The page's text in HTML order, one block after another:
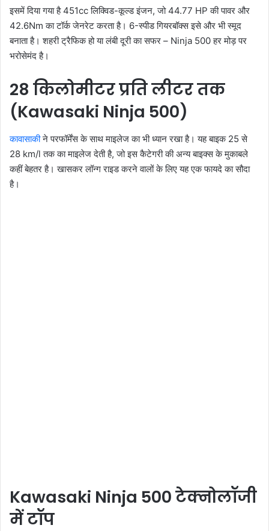
इसमें दिया गया है 451cc लिक्विड-कूल्ड इंजन, जो 44.77 HP की पावर और
42.6Nm का टॉर्क जेनरेट करता है। 6-स्पीड गियरबॉक्स इसे और भी स्मूद
बनाता है। शहरी ट्रैफिक हो या लंबी दूरी का सफर – Ninja 500 हर मोड़ पर
भरोसेमंद है।
28 किलोमीटर प्रति लीटर तक
(Kawasaki Ninja 500)
कावासाकीने परफॉर्मेंस के साथ माइलेज का भी ध्यान रखा है। यह बाइक 25 से
28 km/l तक का माइलेज देती है, जो इस कैटेगरी की अन्य बाइक्स के मुकाबले
कहीं बेहतर है। खासकर लॉन्ग राइड करने वालों के लिए यह एक फायदे का सौदा
है।
Kawasaki Ninja 500 टेक्नोलॉजी
में टॉप